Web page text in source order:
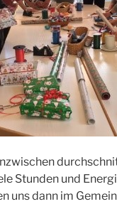
Stunden und
uns dann im